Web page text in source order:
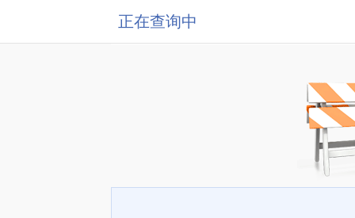
正在查询中